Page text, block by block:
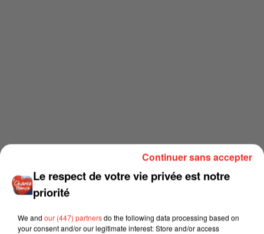
Le respect de votre vie privée est notre
priorité
We and our (447) partnersdo the following data processing based on
your consent and/or our legitimate interest: Store and/or access
Continuer sans accepter